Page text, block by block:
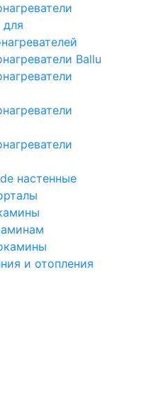
Ballu
настенные
и отопления